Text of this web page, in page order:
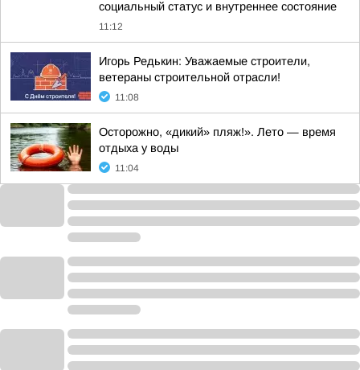
социальный статус и внутреннее состояние
11:12
Игорь Редькин: Уважаемые строители,
ветераны строительной отрасли!
11:08
Осторожно, «дикий» пляж!». Лето — время
отдыха у воды
11:04